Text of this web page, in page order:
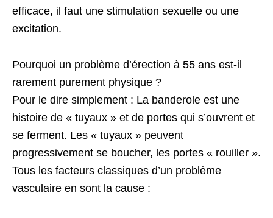
efficace, il faut une stimulation sexuelle ou une
excitation.
Pourquoi un problème d’érection à 55 ans est-il
rarement purement physique ?
Pour le dire simplement : La banderole est une
histoire de « tuyaux » et de portes qui s’ouvrent et
se ferment. Les « tuyaux » peuvent
progressivement se boucher, les portes « rouiller ».
Tous les facteurs classiques d’un problème
vasculaire en sont la cause :